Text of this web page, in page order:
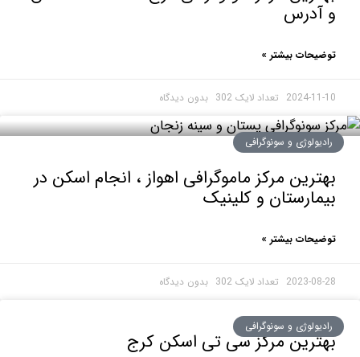
بیشتر »
2024- بدون دیدگاه
و سونوگرافی
مرکز ماموگرافی اهواز ، انجام اسکن در
و کلینیک
بیشتر »
2023- بدون دیدگاه
و سونوگرافی
مرکز سی تی اسکن کرج